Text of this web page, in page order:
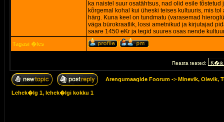
ka naistel suur osatähtsus, nad olid esile
kõrgemal kohal kui üheski teises kultuuris, mis
härg. Kuna keel on tundmatu (varasemad
väga bürokraatlik, lossi ametnikud ja kirjutajad
saare 1450 eKr ja tegid suures osas nende
Tagasi �les
Reasta teated:
Arengumaagide Foorum -> Minevik, Olevik,
Lehek�lg 1, lehek�lgi kokku 1